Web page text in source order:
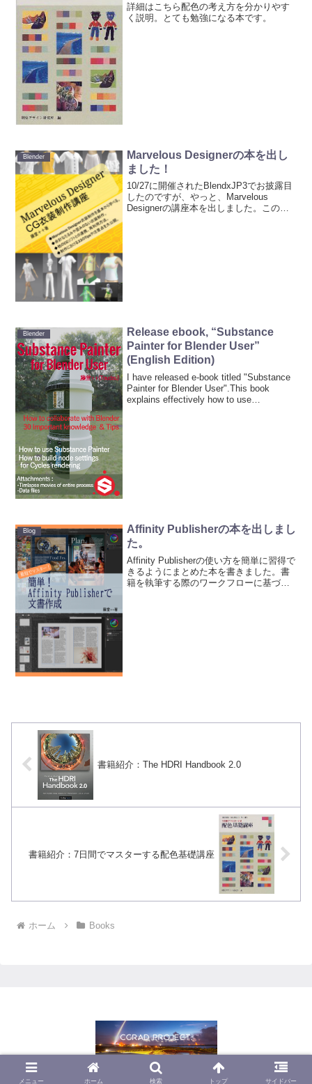
詳細はこちら配色の考え方を分かりやす
く説明。とても勉強になる本です。
Blender
Marvelous Designerの本を出し
ました！
10/27に開催されたBlendxJP3でお披露目
したのですが、やっと、Marvelous
Designerの講座本を出しました。この本
Blender
Release ebook, “Substance
Painter for Blender User”
(English Edition)
I have released e-book titled "Substance
Painter for Blender User".This book
explains effectively how to use
Blog
Affinity Publisherの本を出しまし
た。
Affinity Publisherの使い方を簡単に習得で
きるようにまとめた本を書きました。書
籍を執筆する際のワークフローに基づい
書籍紹介：The HDRI Handbook 2.0
書籍紹介：7日間でマスターする配色基礎講座
ホーム Books
© 2013 CGrad Project.
メニュー ホーム 検索 トップ サイドバー